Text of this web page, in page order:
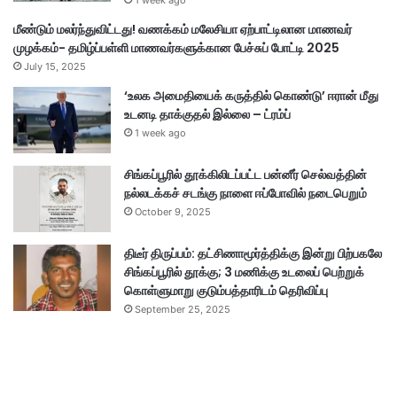
மீண்டும் மலர்ந்துவிட்டது! வணக்கம் மலேசியா ஏற்பாட்டிலான மாணவர்
முழக்கம்- தமிழ்ப்பள்ளி மாணவர்களுக்கான பேச்சுப் போட்டி 2025
July 15, 2025
‘உலக அமைதியைக் கருத்தில் கொண்டு’ ஈரான் மீது
உடனடி தாக்குதல் இல்லை – ட்ரம்ப்
1 week ago
சிங்கப்பூரில் தூக்கிலிடப்பட்ட பன்னீர் செல்வத்தின்
நல்லடக்கச் சடங்கு நாளை ஈப்போவில் நடைபெறும்
October 9, 2025
திடீர் திருப்பம்: தட்சிணாமூர்த்திக்கு இன்று பிற்பகலே
சிங்கப்பூரில் தூக்கு; 3 மணிக்கு உடலைப் பெற்றுக்
கொள்ளுமாறு குடும்பத்தாரிடம் தெரிவிப்பு
September 25, 2025